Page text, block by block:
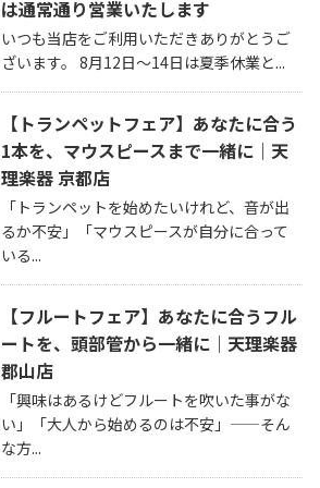
は通常通り営業いたします
いつも当店をご利用いただきありがとうご
ざいます。 8月12日～14日は夏季休業と...
【トランペットフェア】あなたに合う
1本を、マウスピースまで一緒に｜天
理楽器 京都店
「トランペットを始めたいけれど、音が出
るか不安」「マウスピースが自分に合って
いる...
【フルートフェア】あなたに合うフル
ートを、頭部管から一緒に｜天理楽器
郡山店
「興味はあるけどフルートを吹いた事がな
い」「大人から始めるのは不安」——そん
な方...